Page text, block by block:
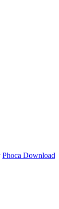
Phoca Download